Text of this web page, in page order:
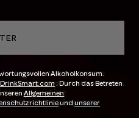
Alkoholkonsum.
DrinkSmart.com . Durch das Betreten
Allgemeinen
und unserer